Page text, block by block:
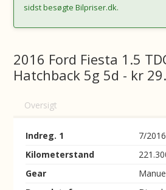
sidst besøgte Bilpriser.dk.
2016 Ford Fiesta 1.5
Hatchback 5g 5d - kr
Oversigt
Indreg. 1
7/2016
Kilometerstand
Gear